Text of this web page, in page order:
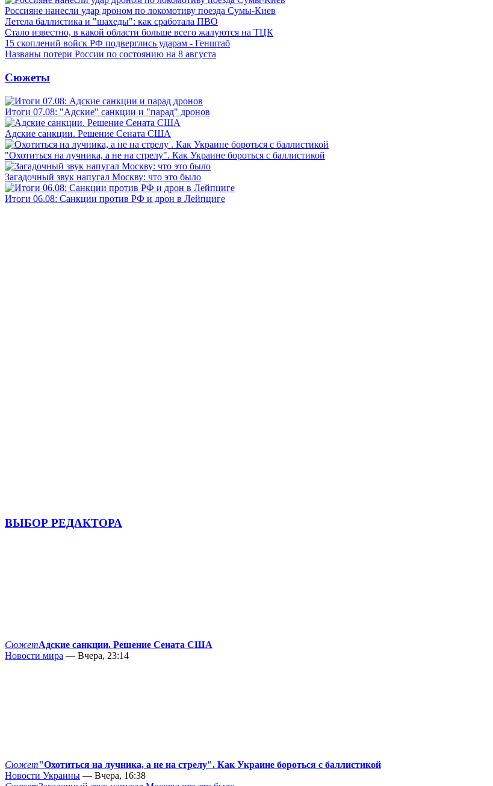
Россияне нанесли удар дроном по локомотиву поезда Сумы-Киев
Летела баллистика и "шахеды": как сработала ПВО
Стало известно, в какой области больше всего жалуются на ТЦК
15 скоплений войск РФ подверглись ударам - Генштаб
Названы потери России по состоянию на 8 августа
Сюжеты
Итоги 07.08: "Адские" санкции и "парад" дронов
Адские санкции. Решение Сената США
"Охотиться на лучника, а не на стрелу". Как Украине бороться с баллистикой
Загадочный звук напугал Москву: что это было
Итоги 06.08: Санкции против РФ и дрон в Лейпциге
ВЫБОР РЕДАКТОРА
СюжетАдские санкции. Решение Сената США
Новости мира — Вчера, 23:14
Сюжет"Охотиться на лучника, а не на стрелу". Как Украине бороться с баллистикой
Новости Украины — Вчера, 16:38